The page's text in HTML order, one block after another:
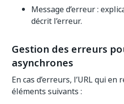
Message d’erreur :
décrit l’erreur.
Gestion des erreurs
asynchrones
En cas d’erreurs, l’URL qui
éléments suivants :